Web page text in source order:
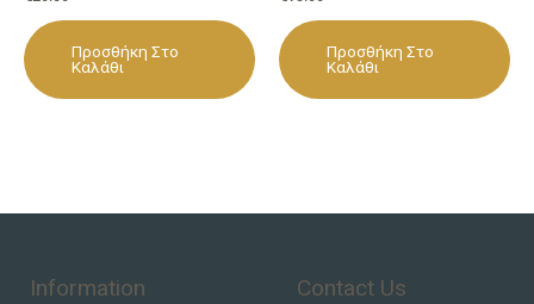
Προσθήκη Στο
Καλάθι
Προσθήκη Στο
Καλάθι
Information Contact Us